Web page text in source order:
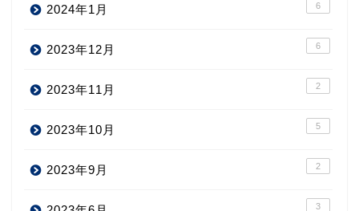
2024年1月 6
2023年12月 6
2023年11月 2
2023年10月 5
2023年9月 2
3